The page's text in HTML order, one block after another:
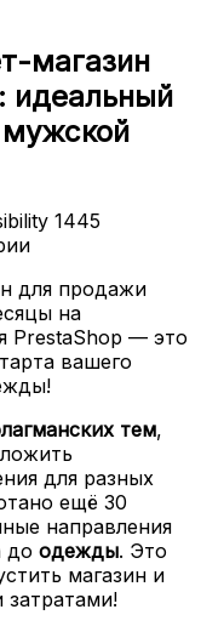
магазин
идеальный
1445
для продажи
на
PrestaShop — это
вашего
тем,
для разных
ещё 30
направления
до одежды. Это
магазин и